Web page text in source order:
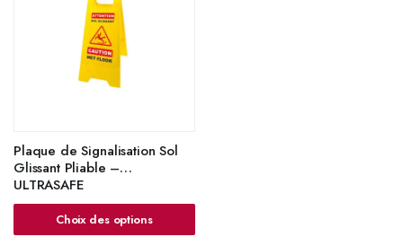
Plaque de Signalisation Sol
Glissant Pliable –
ULTRASAFE
Choix des options